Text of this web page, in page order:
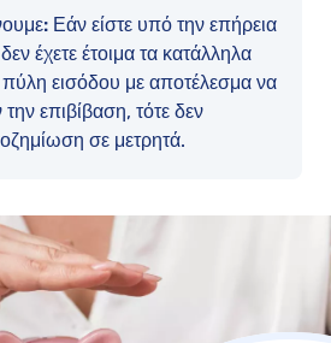
Εάν είστε υπό την επήρεια
έχετε έτοιμα τα κατάλληλα
εισόδου με αποτέλεσμα να
επιβίβαση, τότε δεν
σε μετρητά.